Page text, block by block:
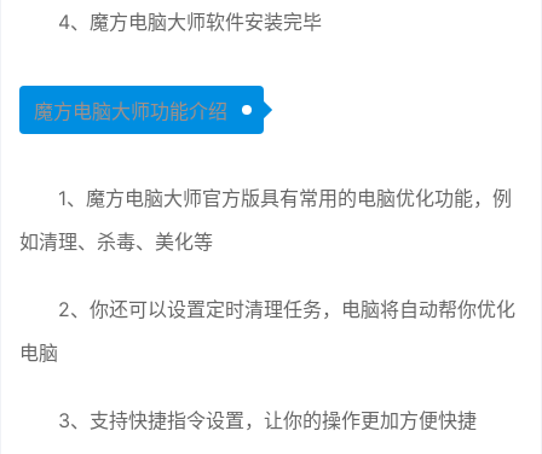
4、魔方电脑大师软件安装完毕
魔方电脑大师功能介绍
1、魔方电脑大师官方版具有常用的电脑优化功能，例
如清理、杀毒、美化等
2、你还可以设置定时清理任务，电脑将自动帮你优化
电脑
3、支持快捷指令设置，让你的操作更加方便快捷